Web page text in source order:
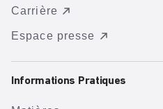
Carrière
Espace presse
Informations Pratiques